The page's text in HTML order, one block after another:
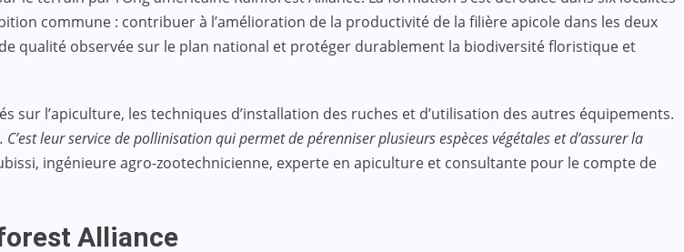
commune : contribuer à l’amélioration de la productivité de la filière apicole dans les deux
qualité observée sur le plan national et protéger durablement la biodiversité floristique et
l’apiculture, les techniques d’installation des ruches et d’utilisation des autres équipements.
leur service de pollinisation qui permet de pérenniser plusieurs espèces végétales et d’assurer la
ingénieure agro-zootechnicienne, experte en apiculture et consultante pour le compte de
Alliance